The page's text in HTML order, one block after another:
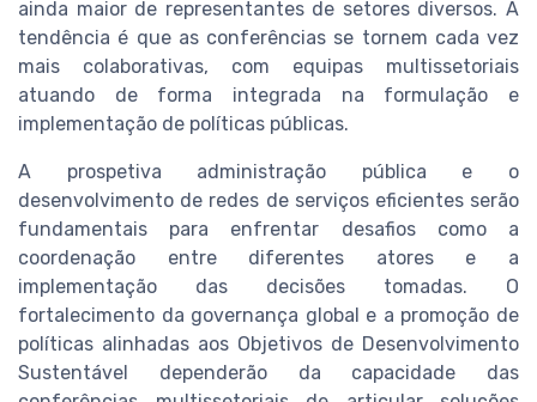
ainda maior de representantes de setores diversos. A
tendência é que as conferências se tornem cada vez
mais colaborativas, com equipas multissetoriais
atuando de forma integrada na formulação e
implementação de políticas públicas.
A prospetiva administração pública e o
desenvolvimento de redes de serviços eficientes serão
fundamentais para enfrentar desafios como a
coordenação entre diferentes atores e a
implementação das decisões tomadas. O
fortalecimento da governança global e a promoção de
políticas alinhadas aos Objetivos de Desenvolvimento
Sustentável dependerão da capacidade das